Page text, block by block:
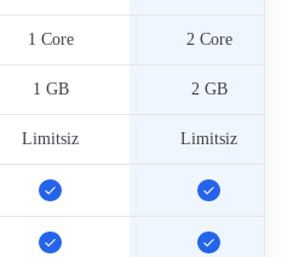
1 Core 2 Core
1 GB 2 GB
Limitsiz Limitsiz
Dahil Dahil
Dahil Dahil